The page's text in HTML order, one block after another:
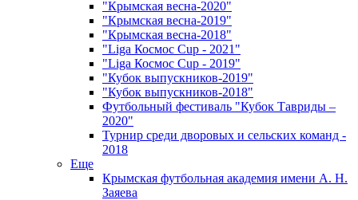
"Крымская весна-2020"
"Крымская весна-2019"
"Крымская весна-2018"
"Liga Космос Cup - 2021"
"Liga Космос Cup - 2019"
"Кубок выпускников-2019"
"Кубок выпускников-2018"
Футбольный фестиваль "Кубок Тавриды –
2020"
Турнир среди дворовых и сельских команд -
2018
Еще
Крымская футбольная академия имени А. Н.
Заяева